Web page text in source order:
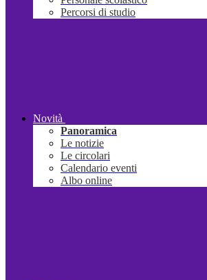
Percorsi di studio
Novità
Panoramica
Le notizie
Le circolari
Calendario eventi
Albo online